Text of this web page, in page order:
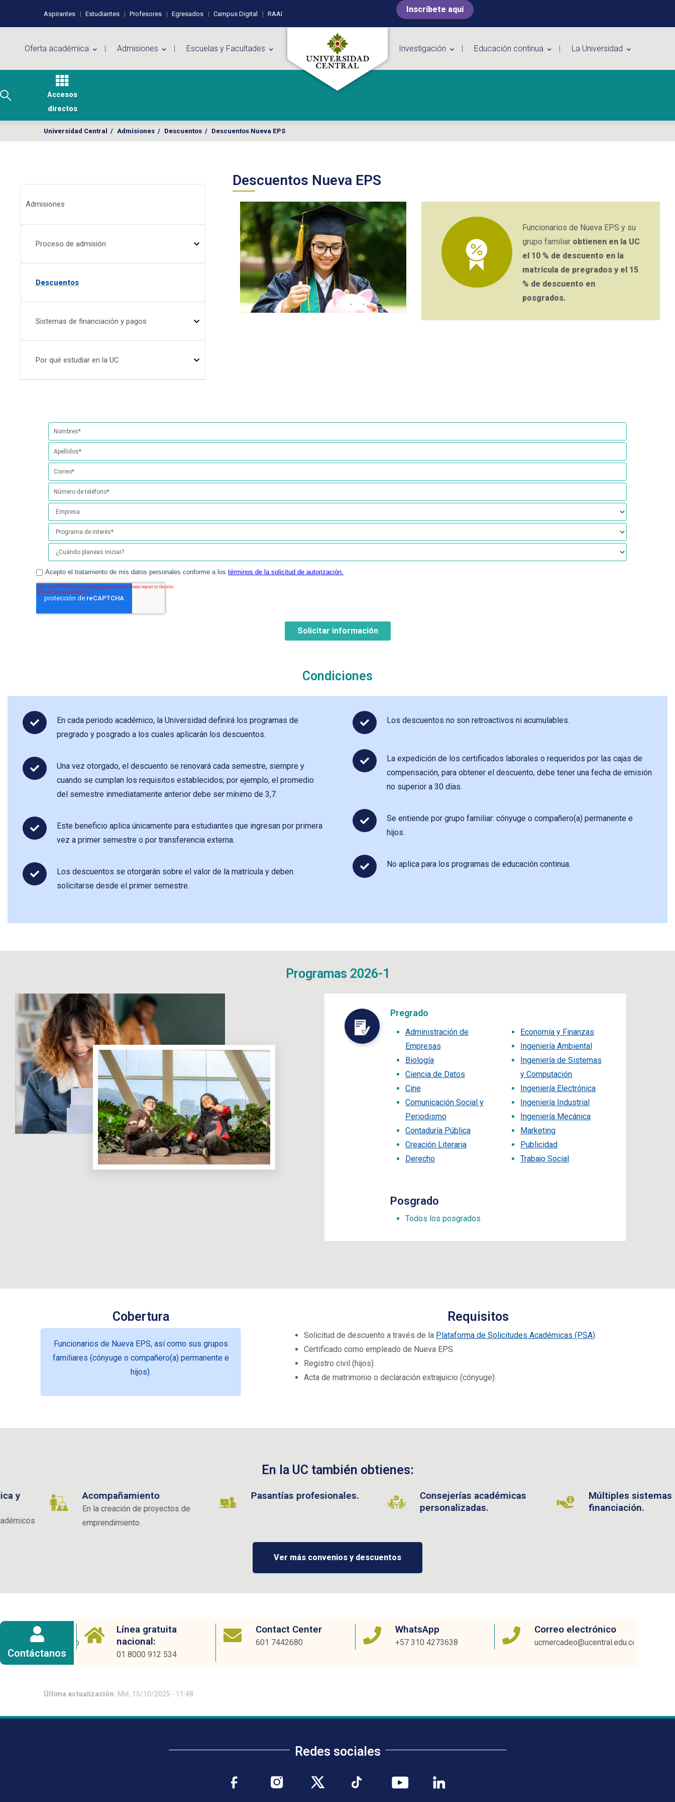
Perfiles de usuario
Aspirantes Estudiantes Profesores Egresados Campus Digital RAAI Inscríbete aquí
Oferta académica Admisiones Escuelas y Facultades Investigación Educación continua La Universidad
Accesos
directos
Universidad Central / Admisiones / Descuentos / Descuentos Nueva EPS
Admisiones
Proceso de admisión
Descuentos
Sistemas de financiación y pagos
Por qué estudiar en la UC
Descuentos Nueva EPS
Funcionarios de Nueva EPS y su
grupo familiarobtienen en la UC
el 10 % de descuento en la
matrícula de pregrados y el 15
% de descuento en
posgrados.
Condiciones
En cada periodo académico, la Universidad definirá los programas de
pregrado y posgrado a los cuales aplicarán los descuentos.
Una vez otorgado, el descuento se renovará cada semestre, siempre y
cuando se cumplan los requisitos establecidos; por ejemplo, el promedio
del semestre inmediatamente anterior debe ser mínimo de 3,7.
Este beneficio aplica únicamente para estudiantes que ingresan por primera
vez a primer semestre o por transferencia externa.
Los descuentos se otorgarán sobre el valor de la matrícula y deben
solicitarse desde el primer semestre.
Los descuentos no son retroactivos ni acumulables.
La expedición de los certificados laborales o requeridos por las cajas de
compensación, para obtener el descuento, debe tener una fecha de emisión
no superior a 30 días.
Se entiende por grupo familiar: cónyuge o compañero(a) permanente e
hijos.
No aplica para los programas de educación continua.
Programas 2026-1
Pregrado
Administración de
Empresas
Biología
Ciencia de Datos
Cine
Comunicación Social y
Periodismo
Contaduría Pública
Creación Literaria
Derecho
Economía y Finanzas
Ingeniería Ambiental
Ingeniería de Sistemas
y Computación
Ingeniería Electrónica
Ingeniería Industrial
Ingeniería Mecánica
Marketing
Publicidad
Trabajo Social
Posgrado
Todos los posgrados
Cobertura
Funcionarios de Nueva EPS, así como sus grupos
familiares (cónyuge o compañero(a) permanente e
hijos).
Requisitos
Solicitud de descuento a través de la Plataforma de Solicitudes Académicas (PSA).
Certificado como empleado de Nueva EPS.
Registro civil (hijos).
Acta de matrimonio o declaración extrajuicio (cónyuge).
En la UC también obtienes:
Acompañamiento
En la creación de proyectos de
emprendimiento.
Pasantías profesionales.
Consejerías académicas
personalizadas.
Múltiples sistemas de
financiación.
Ver más convenios y descuentos
Contáctanos
electrónico
Línea gratuita
nacional:
01 8000 912 534
Contact Center
601 7442680
WhatsApp
+57 310 4273638
Correo electrónico
ucmercadeo@ucentral.edu.co
Última actualización: Mié, 15/10/2025 - 11:48
Redes sociales